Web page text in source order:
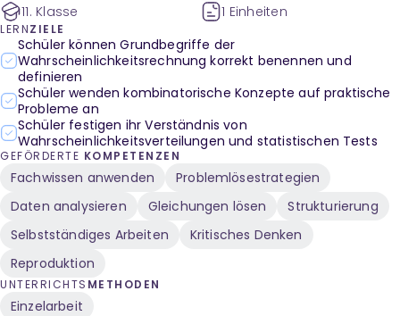
11. Klasse
1 Einheiten
LERNZIELE
Schüler können Grundbegriffe der
Wahrscheinlichkeitsrechnung korrekt benennen und
definieren
Schüler wenden kombinatorische Konzepte auf praktische
Probleme an
Schüler festigen ihr Verständnis von
Wahrscheinlichkeitsverteilungen und statistischen Tests
GEFÖRDERTE KOMPETENZEN
Fachwissen anwenden
Problemlösestrategien
Daten analysieren
Gleichungen lösen
Strukturierung
Selbstständiges Arbeiten
Kritisches Denken
Reproduktion
UNTERRICHTS METHODEN
Einzelarbeit